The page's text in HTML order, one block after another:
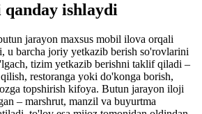
ishlaydi
jarayon maxsus mobil ilova orqali
u barcha joriy yetkazib berish so'rovlarini
tizim yetkazib berishni taklif qiladi –
restoranga yoki do'konga borish,
topshirish kifoya. Butun jarayon iloji
– marshrut, manzil va buyurtma